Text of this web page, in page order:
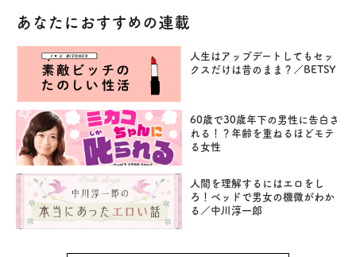
あなたにおすすめの連載
人生はアップデートしてもセッ
クスだけは昔のまま？／BETSY
60歳で30歳年下の男性に告白さ
れる！？年齢を重ねるほどモテ
る女性
人間を理解するにはエロをし
ろ！ベッドで男女の機微がわか
る／中川淳一郎